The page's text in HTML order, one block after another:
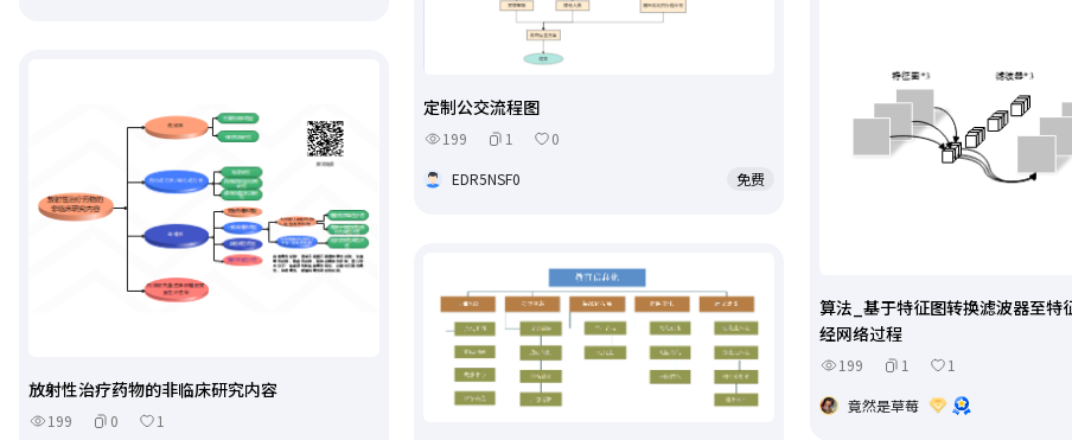
定制公交流程图
199 1
0
EDR5NSF0
免费
算法_基于特征图转换滤波器至特
经网络过程
199 1
1
竟然是草莓
放射性治疗药物的非临床研究内容
199 0
1